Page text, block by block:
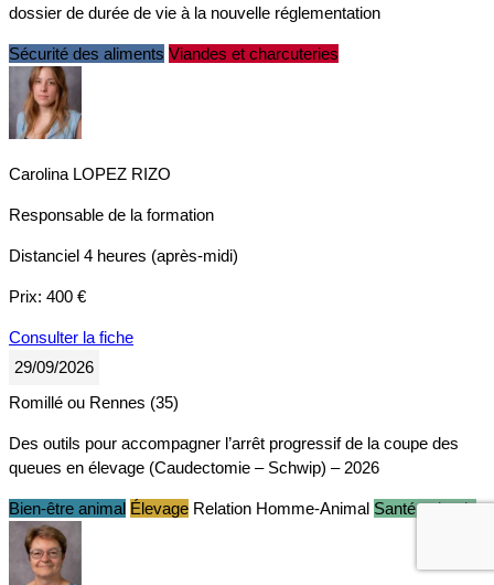
dossier de durée de vie à la nouvelle réglementation
Sécurité des aliments Viandes et charcuteries
Carolina LOPEZ RIZO
Responsable de la formation
Distanciel 4 heures (après-midi)
Prix: 400 €
Consulter la fiche
29/09/2026
Romillé ou Rennes (35)
Des outils pour accompagner l’arrêt progressif de la coupe des
queues en élevage (Caudectomie – Schwip) – 2026
Bien-être animal Élevage Relation Homme-Animal Santé animale